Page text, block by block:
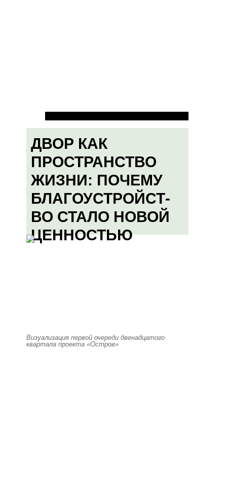
ДВОР КАК
ПРОСТРАНСТВО
ЖИЗНИ: ПОЧЕМУ
БЛАГОУСТРОЙСТ-
ВО СТАЛО НОВОЙ
ЦЕННОСТЬЮ
Визуализация первой очереди двенадцатого
квартала проекта «Остров»